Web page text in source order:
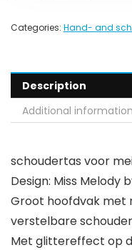
Categories: Hand- and
Description
Additional information
schoudertas voor
Design: Miss Melody
Groot hoofdvak met
verstelbare
Met glittereffect op